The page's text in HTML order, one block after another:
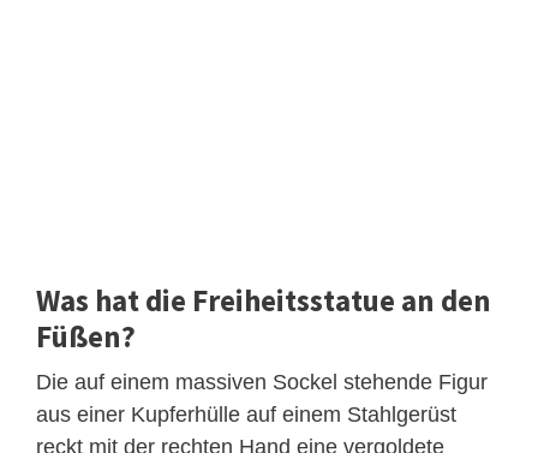
Was hat die Freiheitsstatue an den
Füßen?
Die auf einem massiven Sockel stehende Figur
aus einer Kupferhülle auf einem Stahlgerüst
reckt mit der rechten Hand eine vergoldete